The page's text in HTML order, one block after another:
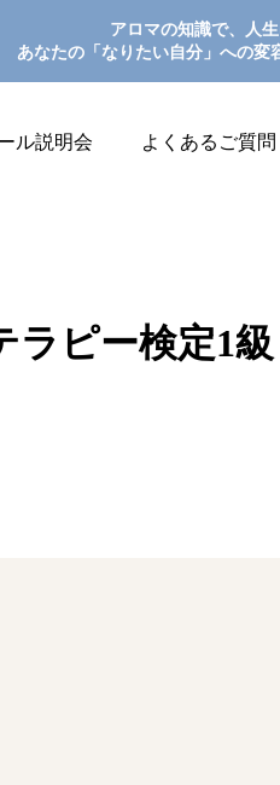
アロマの知識で、人
あなたの「なりたい自分」への変
ル説明会 よくあるご質問
ラピー検定1